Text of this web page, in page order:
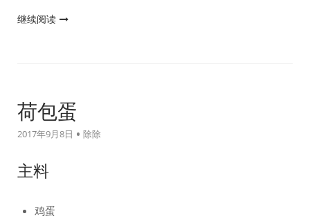
"西
蛋"
继续阅读
荷包蛋
2017年9月8日 除除
主料
鸡蛋